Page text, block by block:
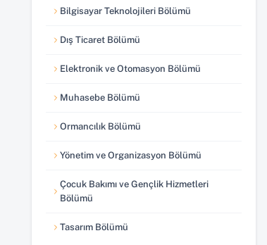
Bilgisayar Teknolojileri Bölümü
Dış Ticaret Bölümü
Elektronik ve Otomasyon Bölümü
Muhasebe Bölümü
Ormancılık Bölümü
Yönetim ve Organizasyon Bölümü
Çocuk Bakımı ve Gençlik Hizmetleri
Bölümü
Tasarım Bölümü